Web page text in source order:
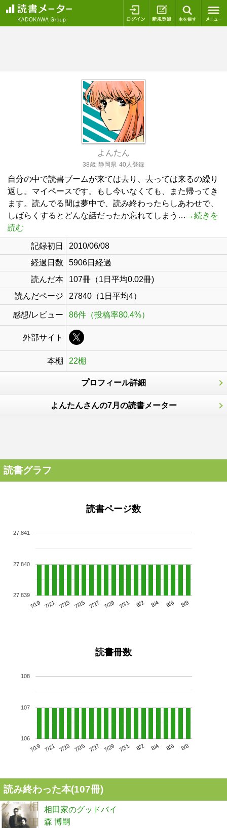
ログイン 新規登録
よんたん
38歳 静岡県 40人登録
自分の中で読書ブームが来ては去り、去っては来るの繰り
返し。マイペースです。もし今いなくても、また帰ってき
ます。読んでる間は夢中で、読み終わったらしあわせで、
しばらくするとどんな話だったか忘れてしまう… →続きを
読む
記録初日
2010/06/08
経過日数
5906日経過
読んだ本
107冊（1日平均0.02冊)
読んだページ
27840（1日平均4）
感想/レビュー 86件（投稿率80.4%）
外部サイト
本棚 22棚
プロフィール詳細
よんたんさんの7月の読書メーター
読書グラフ
読書ページ数
7/19 7/21 7/23 7/25 7/27 7/29 7/31 8/2 8/4 8/6 8/8
27,839
27,840
27,841
読書冊数
7/19 7/21 7/23 7/25 7/27 7/29 7/31 8/2 8/4 8/6 8/8
106
107
108
読み終わった本(107冊)
相田家のグッドバイ
森 博嗣